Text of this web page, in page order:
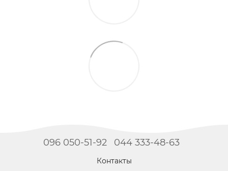
096 050-51-92 044 333-48-63
Контакты